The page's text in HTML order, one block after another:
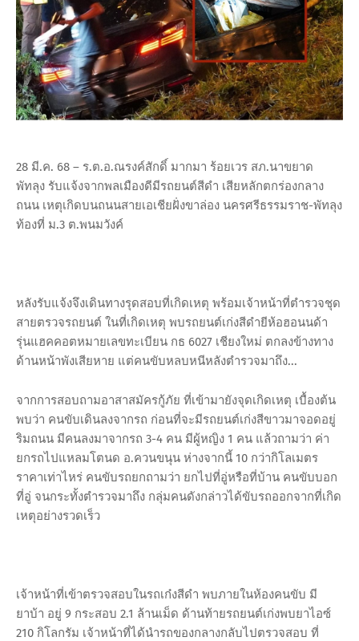
28 มี.ค. 68 – ร.ต.อ.ณรงค์สักดิ์ มากมา ร้อยเวร สภ.นาขยาด
พัทลุง รับแจ้งจากพลเมืองดีมีรถยนต์สีดำ เสียหลักตกร่องกลาง
ถนน เหตุเกิดบนถนนสายเอเชียฝั่งขาล่อง นครศรีธรรมราช-พัทลุง
ท้องที่ ม.3 ต.พนมวังค์
หลังรับแจ้งจึงเดินทางรุดสอบที่เกิดเหตุ พร้อมเจ้าหน้าที่ตำรวจชุด
สายตรวจรถยนต์ ในที่เกิดเหตุ พบรถยนต์เก่งสีดำยีห้อฮอนนด้า
รุ่นแฮคคอตหมายเลขทะเบียน กธ 6027 เชียงใหม่ ตกลงข้างทาง
ด้านหน้าพังเสียหาย แต่คนขับหลบหนีหลังตำรวจมาถึง...
จากการสอบถามอาสาสมัครกู้ภัย ที่เข้ามายังจุดเกิดเหตุ เบื้องต้น
พบว่า คนขับเดินลงจากรถ ก่อนที่จะมีรถยนต์เก่งสีขาวมาจอดอยู่
ริมถนน มีคนลงมาจากรถ 3-4 คน มีผู้หญิง 1 คน แล้วถามว่า ค่า
ยกรถไปแหลมโตนด อ.ควนขนุน ห่างจากนี้ 10 กว่ากิโลเมตร
ราคาเท่าไหร่ คนขับรถยกถามว่า ยกไปที่อู่หรือที่บ้าน คนขับบอก
ที่อู่ จนกระทั้งตำรวจมาถึง กลุ่มคนดังกล่าวได้ขับรถออกจากที่เกิด
เหตุอย่างรวดเร็ว
เจ้าหน้าที่เข้าตรวจสอบในรถเก๋งสีดำ พบภายในห้องคนขับ มี
ยาบ้า อยู่ 9 กระสอบ 2.1 ล้านเม็ด ด้านท้ายรถยนต์เก่งพบยาไอซ์
210 กิโลกรัม เจ้าหน้าที่ได้นำรถของกลางกลับไปตรวจสอบ ที่